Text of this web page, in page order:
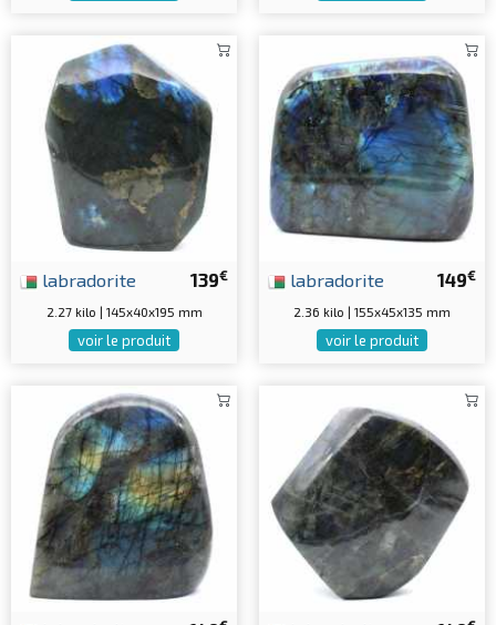
139€
labradorite
2.27 kilo | 145x40x195 mm
voir le produit
149€
labradorite
2.36 kilo | 155x45x135 mm
voir le produit